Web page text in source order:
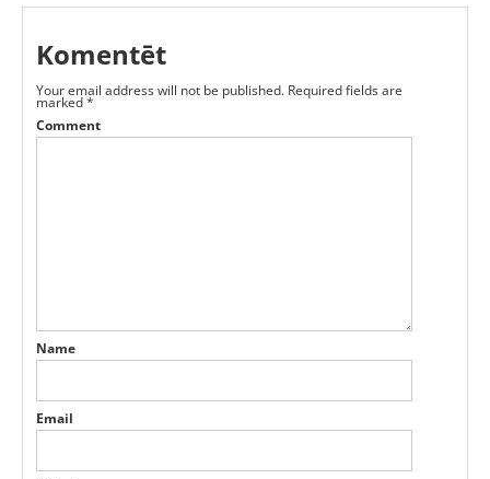
Komentēt
Your email address will not be published. Required fields are
marked*
Comment
Name
Email